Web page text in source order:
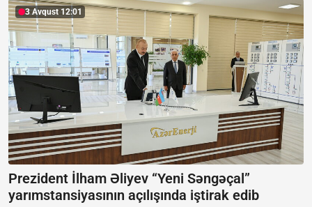
3 Avqust 12:01
Prezident İlham Əliyev “Yeni Səngəçal”
yarımstansiyasının açılışında iştirak edib